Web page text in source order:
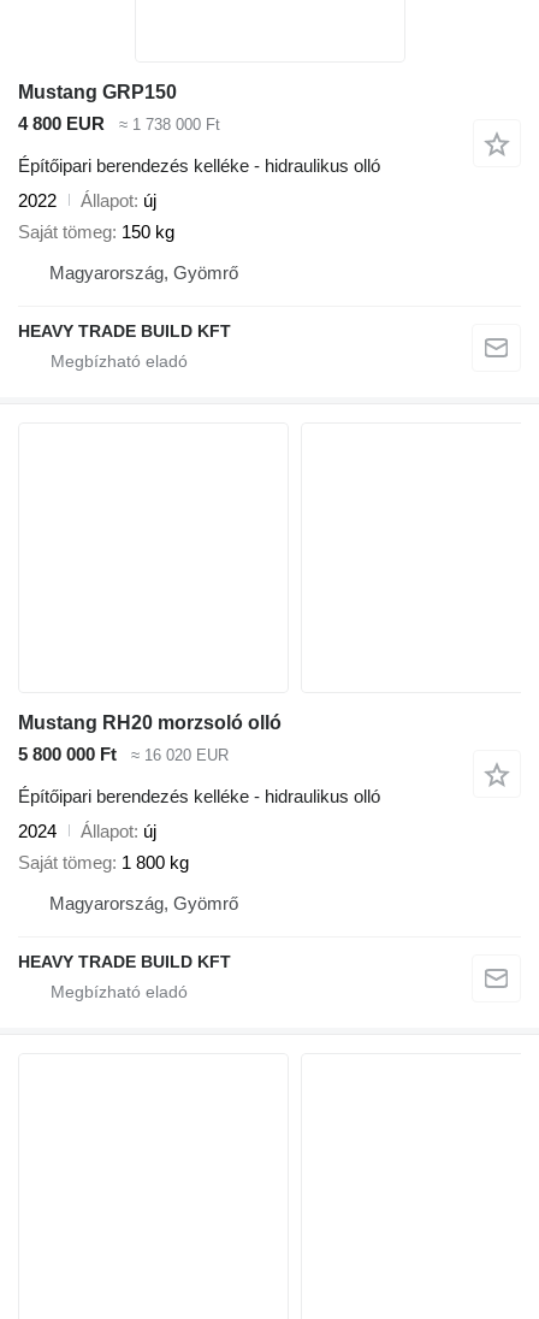
Mustang GRP150
4 800 EUR
≈ 1 738 000 Ft
Építőipari berendezés kelléke - hidraulikus olló
2022
Állapot új
Saját tömeg 150 kg
Magyarország, Gyömrő
HEAVY TRADE BUILD KFT
Mustang RH20 morzsoló olló
5 800 000 Ft
≈ 16 020 EUR
Építőipari berendezés kelléke - hidraulikus olló
2024
Állapot új
Saját tömeg 1 800 kg
Magyarország, Gyömrő
HEAVY TRADE BUILD KFT